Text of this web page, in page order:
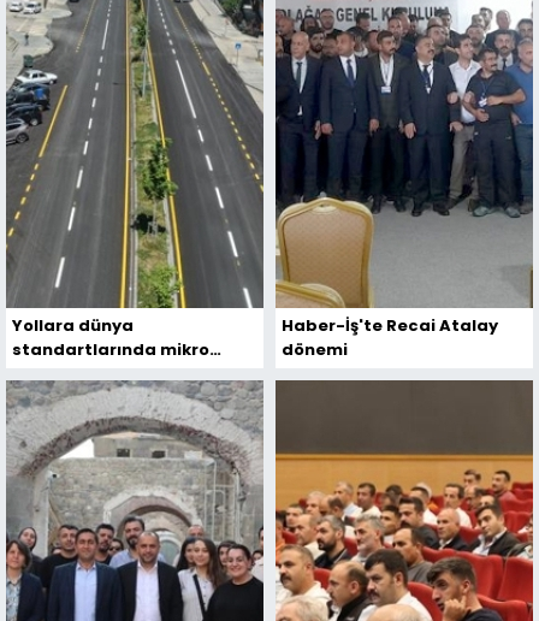
Yollara dünya
standartlarında mikro
Haber-İş'te Recai Atalay
dönemi